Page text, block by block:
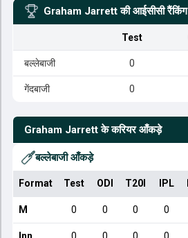
Graham Jarrett की आईसीसी रैंकिंग
Test
बल्लेबाजी 0
गेंदबाजी 0
Graham Jarrett के करियर आँकड़े
बल्लेबाजी आँकड़े
Format Test ODI T20I IPL
M 0 0 0 0